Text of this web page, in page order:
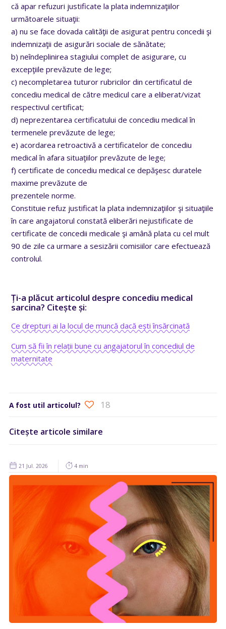
că apar refuzuri justificate la plata indemnizaţiilor
următoarele situaţii:
a) nu se face dovada calităţii de asigurat pentru concedii şi
indemnizaţii de asigurări sociale de sănătate;
b) neîndeplinirea stagiului complet de asigurare, cu
excepţiile prevăzute de lege;
c) necompletarea tuturor rubricilor din certificatul de
concediu medical de către medicul care a eliberat/vizat
respectivul certificat;
d) neprezentarea certificatului de concediu medical în
termenele prevăzute de lege;
e) acordarea retroactivă a certificatelor de concediu
medical în afara situaţiilor prevăzute de lege;
f) certificate de concediu medical ce depăşesc duratele
maxime prevăzute de
prezentele norme.
Constituie refuz justificat la plata indemnizaţiilor şi situaţiile
în care angajatorul constată eliberări nejustificate de
certificate de concedii medicale şi amână plata cu cel mult
90 de zile ca urmare a sesizării comisiilor care efectuează
controlul.
Ți-a plăcut articolul despre concediu medical
sarcina? Citește și:
Ce drepturi ai la locul de muncă dacă ești însărcinată
Cum să fii în relații bune cu angajatorul în concediul de
maternitate
A fost util articolul? 18
Citește articole similare
21 Jul. 2026 4 min